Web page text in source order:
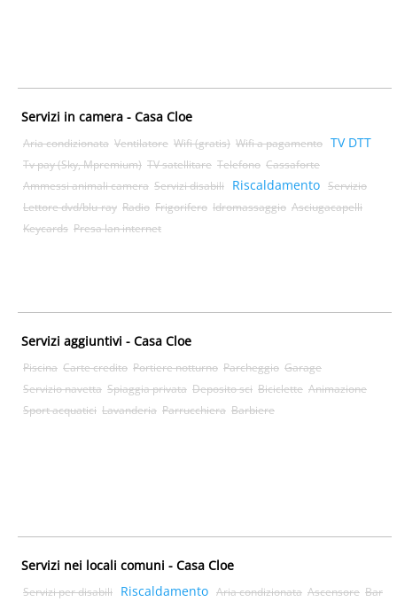
Servizi in camera - Casa Cloe
Aria condizionata Ventilatore Wifi (gratis) Wifi a pagamento TV DTT
Tv pay (Sky, Mpremium) TV satellitare Telefono Cassaforte
Ammessi animali camera Servizi disabili Riscaldamento Servizio
Lettore dvd/blu-ray Radio Frigorifero Idromassaggio Asciugacapelli
Keycards Presa lan internet
Servizi aggiuntivi - Casa Cloe
Piscina Carte credito Portiere notturno Parcheggio Garage
Servizio navetta Spiaggia privata Deposito sci Biciclette Animazione
Sport acquatici Lavanderia Parrucchiera Barbiere
Servizi nei locali comuni - Casa Cloe
Servizi per disabili Riscaldamento Aria condizionata Ascensore Bar